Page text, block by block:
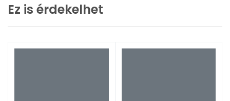
Ez is érdekelhet